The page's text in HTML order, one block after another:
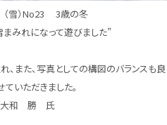
雪）No23 3歳の冬
まみれになって遊びました”
また、写真としての構図のバランスも良
ていただきました。
和 勝 氏